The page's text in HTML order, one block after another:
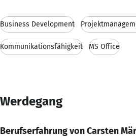
Business Development
Kommunikationsfähigkeit MS Office
Werdegang
Berufserfahrung von Carsten